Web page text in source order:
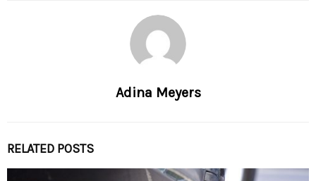
Adina Meyers
RELATED POSTS